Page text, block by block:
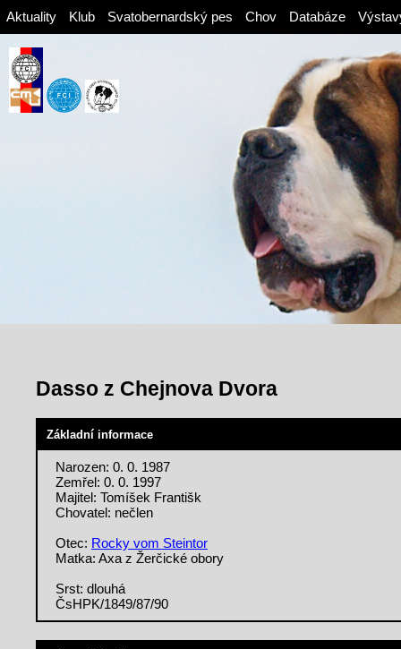
Aktuality Klub Svatobernardský pes Chov Databáze
Dasso z Chejnova Dvora
Základní informace
Narozen: 0. 0. 1987
Zemřel: 0. 0. 1997
Majitel: Tomíšek Františk
Chovatel: nečlen
Otec: Rocky vom Steintor
Matka: Axa z Žerčické obory
Srst: dlouhá
ČsHPK/1849/87/90